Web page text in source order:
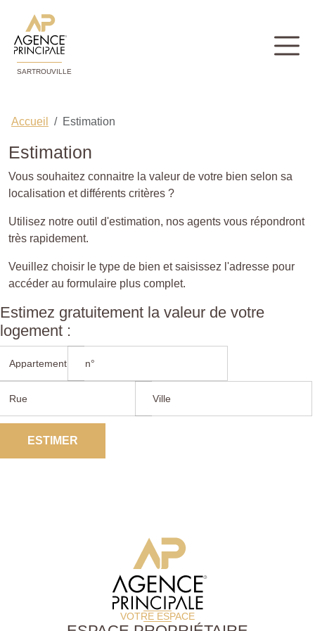
SARTROUVILLE
Accueil Estimation
Estimation
Vous souhaitez connaitre la valeur de votre bien selon sa
localisation et différents critères ?
Utilisez notre outil d'estimation, nos agents vous répondront
très rapidement.
Veuillez choisir le type de bien et saisissez l'adresse pour
accéder au formulaire plus complet.
Estimez gratuitement la valeur de votre
logement :
ESTIMER
VOTRE ESPACE